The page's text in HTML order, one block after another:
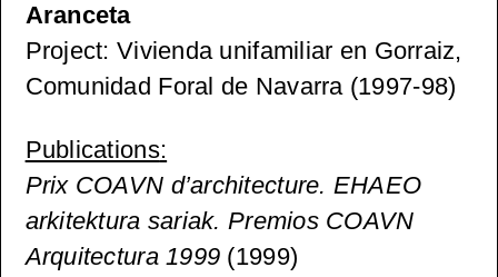
Aranceta
Project: Vivienda unifamiliar en Gorraiz,
Comunidad Foral de Navarra (1997-98)
Publications:
Prix COAVN d’architecture. EHAEO
arkitektura sariak. Premios COAVN
Arquitectura 1999 (1999)